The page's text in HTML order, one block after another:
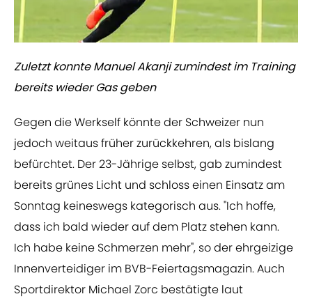
Zuletzt konnte Manuel Akanji zumindest im Training
bereits wieder Gas geben
Gegen die Werkself könnte der Schweizer nun
jedoch weitaus früher zurückkehren, als bislang
befürchtet. Der 23-Jährige selbst, gab zumindest
bereits grünes Licht und schloss einen Einsatz am
Sonntag keineswegs kategorisch aus. "Ich hoffe,
dass ich bald wieder auf dem Platz stehen kann.
Ich habe keine Schmerzen mehr", so der ehrgeizige
Innenverteidiger im BVB-Feiertagsmagazin. Auch
Sportdirektor Michael Zorc bestätigte laut